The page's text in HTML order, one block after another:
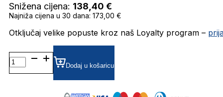
Snižena cijena: 138,40 €
Najniža cijena u 30 dana: 173,00 €
Otključaj velike popuste kroz naš Loyalty program –
BG9276
A02P
5317
Dodaj u košaricu